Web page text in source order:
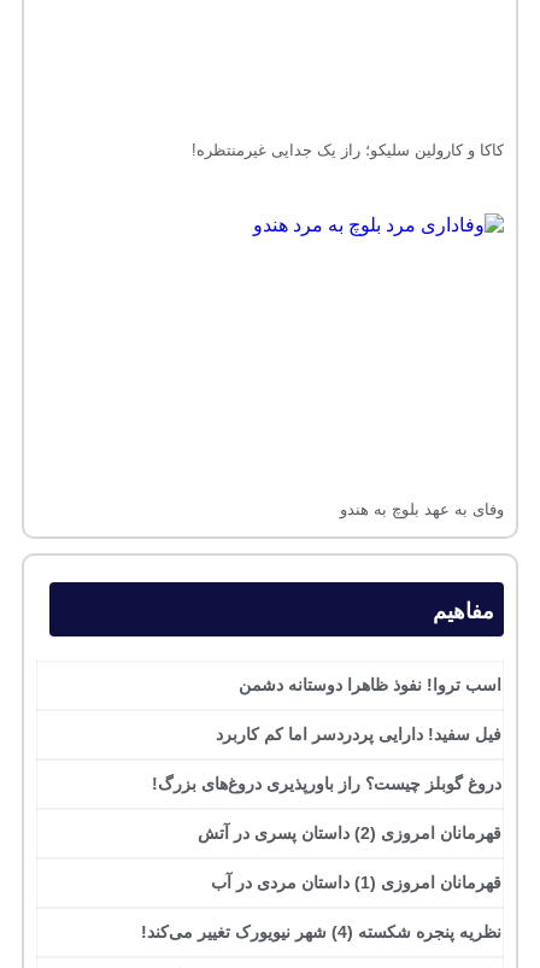
کاکا و کارولین سلیکو؛ راز یک جدایی غیرمنتظره!
وفای به عهد بلوچ به هندو
مفاهیم
اسب تروا! نفوذ ظاهرا دوستانه دشمن
فیل سفید! دارایی پردردسر اما کم کاربرد
دروغ گوبلز چیست؟ راز باورپذیری دروغ‌های بزرگ!
قهرمانان امروزی (2) داستان پسری در آتش
قهرمانان امروزی (1) داستان مردی در آب
نظریه پنجره شکسته (4) شهر نیویورک تغییر می‌کند!